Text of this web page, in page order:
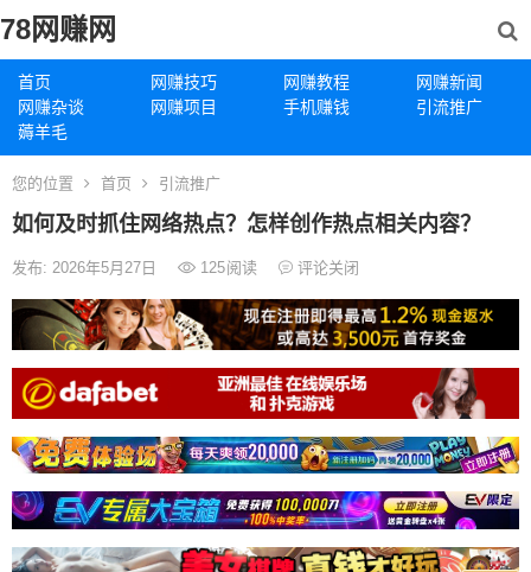
78网赚网
首页 网赚技巧 网赚教程
网赚新闻
网赚杂谈
网赚项目 手机赚钱
引流推广
薅羊毛
您的位置 首页 引流推广
如何及时抓住网络热点？怎样创作热点相关内容？
发布: 2026年5月27日 125阅读 评论关闭